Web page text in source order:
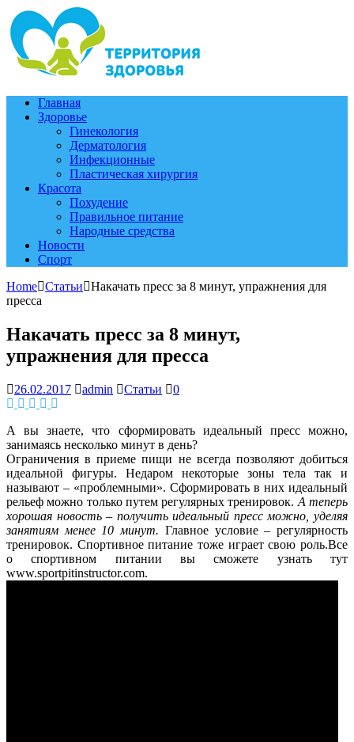
Главная
Здоровье
Гинекология
Дерматология
Инфекционные
Пластическая хирургия
Красота
Похудение
Правильное питание
Народные средства
Новости
Спорт
Home Статьи
Накачать пресс за 8 минут, упражнения для
пресса
Накачать пресс за 8 минут,
упражнения для пресса
26.02.2017 admin Статьи 0
А вы знаете, что сформировать идеальный пресс можно,
занимаясь несколько минут в день?
Ограничения в приеме пищи не всегда позволяют добиться
идеальной фигуры. Недаром некоторые зоны тела так и
называют – «проблемными». Сформировать в них идеальный
рельеф можно только путем регулярных тренировок. А теперь
хорошая новость – получить идеальный пресс можно, уделяя
занятиям менее 10 минут. Главное условие – регулярность
тренировок. Спортивное питание тоже играет свою роль.Все
о спортивном питании вы сможете узнать тут
www.sportpitinstructor.com.